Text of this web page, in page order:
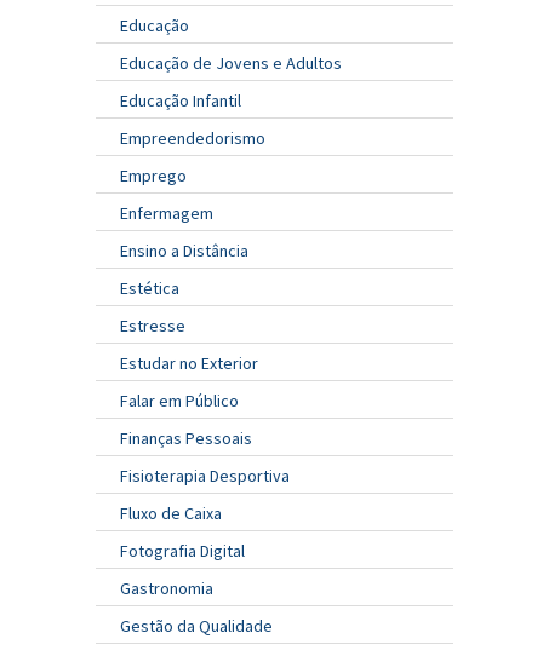
Educação
Educação de Jovens e Adultos
Educação Infantil
Empreendedorismo
Emprego
Enfermagem
Ensino a Distância
Estética
Estresse
Estudar no Exterior
Falar em Público
Finanças Pessoais
Fisioterapia Desportiva
Fluxo de Caixa
Fotografia Digital
Gastronomia
Gestão da Qualidade